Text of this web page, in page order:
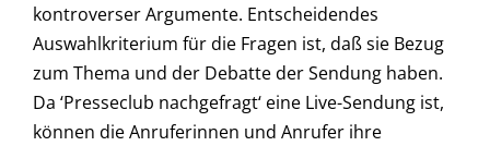
kontroverser Argumente. Entscheidendes
Auswahlkriterium für die Fragen ist, daß sie Bezug
zum Thema und der Debatte der Sendung haben.
Da ‘Presseclub nachgefragt‘ eine Live-Sendung ist,
können die Anruferinnen und Anrufer ihre